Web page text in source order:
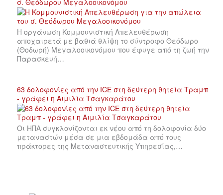
σ. Θεόδωρου Μεγαλοοικονόμου
Η οργάνωση Κομμουνιστική Απελευθέρωση
αποχαιρετά με βαθιά θλίψη το σύντροφο Θεόδωρο
(Θοδωρή) Μεγαλοοικονόμου που έφυγε από τη ζωή την
Παρασκευή…
63 δολοφονίες από την ICE στη δεύτερη θητεία Τραμπ
- γράφει η Αιμιλία Τσαγκαράτου
Οι ΗΠΑ συγκλονίζονται εκ νέου από τη δολοφονία δύο
μεταναστών μέσα σε μια εβδομάδα από τους
πράκτορες της Μεταναστευτικής Υπηρεσίας,…